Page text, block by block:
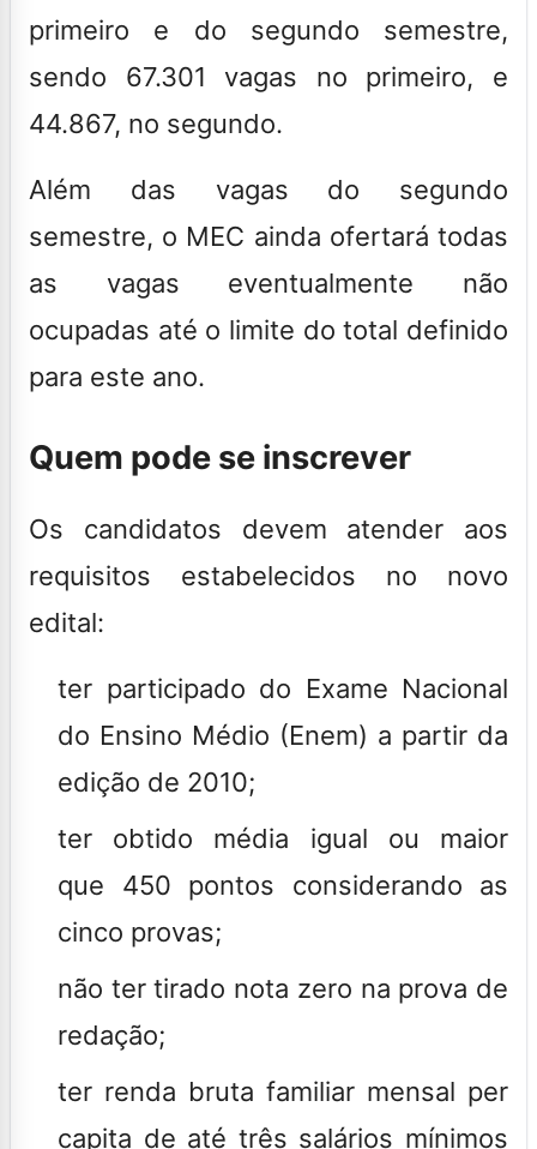
primeiro e do segundo semestre,
sendo 67.301 vagas no primeiro, e
44.867, no segundo.
Além das vagas do segundo
semestre, o MEC ainda ofertará todas
as vagas eventualmente não
ocupadas até o limite do total definido
para este ano.
Quem pode se inscrever
Os candidatos devem atender aos
requisitos estabelecidos no novo
edital:
ter participado do Exame Nacional
do Ensino Médio (Enem) a partir da
edição de 2010;
ter obtido média igual ou maior
que 450 pontos considerando as
cinco provas;
não ter tirado nota zero na prova de
redação;
ter renda bruta familiar mensal per
capita de até três salários mínimos